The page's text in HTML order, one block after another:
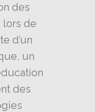
des
lors de
d’un
un
des